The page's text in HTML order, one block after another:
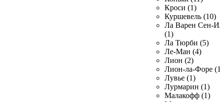
Кроси (1)
Куршевель (10)
Ла Варен Сен-
(1)
Ла Тюрби (5)
Ле-Ман (4)
Лион (2)
Лион-ла-Форе
Лувье (1)
Лурмарин (1)
Малакофф (1)